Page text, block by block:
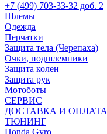
+7 (499) 703-33-32 доб. 2
Шлемы
Одежда
Перчатки
Защита тела (Черепаха)
Очки, подшлемники
Защита колен
Защита рук
Мотоботы
СЕРВИС
ДОСТАВКА И ОПЛАТА
ТЮНИНГ